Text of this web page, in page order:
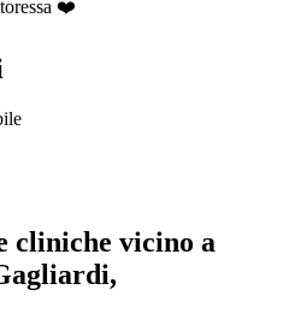
❤️
cliniche vicino a